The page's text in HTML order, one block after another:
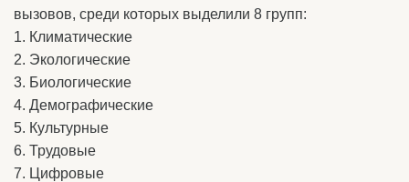
вызовов, среди которых выделили 8 групп:
1. Климатические
2. Экологические
3. Биологические
4. Демографические
5. Культурные
6. Трудовые
7. Цифровые